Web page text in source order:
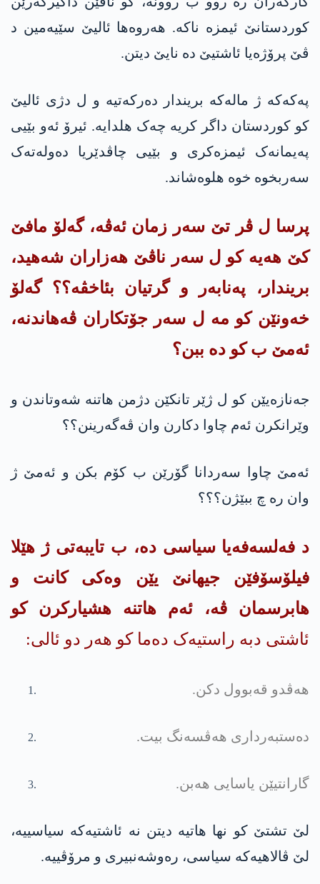
کوردستانێ ئیمزە ناکە. هه‌روه‌ها ئالیێ سێیەمین د
ڤێ پرۆژەیا ئاشتیێ دە نایێ دیتن.
په‌كه‌كه‌ ژ مالەکە بریندار دەرکەتیە و ل دژی ئالیێ
کو کوردستان داگر کریە چەک هلدایە. ئیرۆ ئەو بێیی
پەیمانەک ئیمزەکری و بێیی چاڤدێریا دەولەتەک
سەربخوە خوه‌ هلوه‌شاند.
پرسا ل ڤر تێ سه‌ر زمان ئه‌ڤه‌، گه‌لۆ مافێ
کێ هەیە کو ل سەر ناڤێ هه‌زاران شه‌هید،
بریندار، پەنابەر و گرتیان بئاخڤە؟؟ گه‌لۆ
خه‌ونێن كو مه‌ ل سه‌ر جۆتكاران ڤه‌هاندنه‌،
ئه‌مێ ب كو ده‌ ببن؟
جەنازەیێن کو ل ژێر تانكێن دژمن هاتنە شەوتاندن و
وێرانکرن ئەم چاوا دکارن وان ڤەگەرینن؟؟
ئەمێ چاوا سەردانا گۆرێن ب کۆم بکن و ئەمێ ژ
وان ره‌ چ ببێژن؟؟؟
د فەلسەفەیا سیاسی دە، ب تایبەتی ژ هێلا
فیلۆسۆفێن جیهانێ یێن وەکی کانت و
هابرسمان ڤە، ئەم هاتنە هشیارکرن كو
ئاشتی دبە راستیەک دەما کو هەر دو ئالی:
هه‌ڤدو قه‌بوول دكن.
ده‌ستبه‌رداری هه‌ڤسه‌نگ بیت.
گارانتیێن یاسایی هه‌بن.
لێ تشتێ کو نها هاتیە دیتن نە ئاشتیەکە سیاسییە،
لێ ڤالاهیەکە سیاسی، رەوشەنبیری و مرۆڤییە.